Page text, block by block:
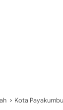
Kota